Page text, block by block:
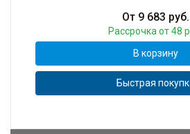
От 9 683 руб.
Рассрочка от 48
В корзину
Быстрая